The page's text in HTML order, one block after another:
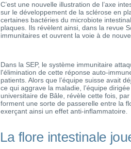
C’est une nouvelle illustration de l’axe
sur le développement de la sclérose en
certaines bactéries du microbiote
plaques. Ils révèlent ainsi, dans la revue
immunitaires et ouvrent la voie à de
Dans la SEP, le système immunitaire
l'élimination de cette réponse auto-
patients. Alors que l’équipe suisse avait
ce qui aggrave la maladie, l’équipe
universitaire de Bâle, révèle cette fois,
forment une sorte de passerelle entre la
exerçant ainsi un effet anti-inflammatoire.
La flore intestinale